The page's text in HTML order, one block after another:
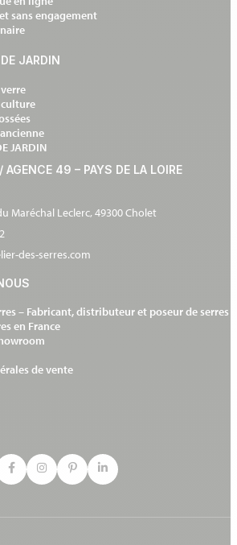
sans engagement
JARDIN
culture
JARDIN
AGENCE 49 – PAYS DE LA LOIRE
Maréchal Leclerc, 49300 Cholet
des-serres.com
– Fabricant, distributeur et poseur de serres
en France
de vente